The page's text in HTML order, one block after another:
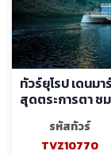
ทัวร์ยุโรป เดนม
สุดตระการตา ช
รหัสทัวร์
TVZ10770